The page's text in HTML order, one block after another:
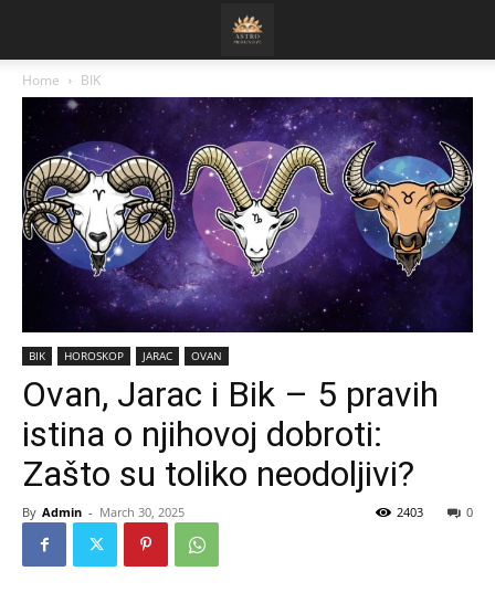
Home BIK
BIK HOROSKOP JARAC OVAN
Ovan, Jarac i Bik – 5 pravih
istina o njihovoj dobroti:
Zašto su toliko neodoljivi?
By Admin - March 30, 2025 0
2403